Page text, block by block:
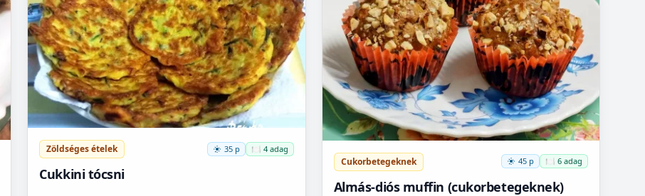
Zöldséges ételek 35 p 🍽️ 4 adag
Cukkini tócsni
Cukorbetegeknek 45 p 🍽️ 6 adag
Almás-diós muffin (cukorbetegeknek)